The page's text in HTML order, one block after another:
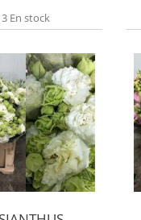
3 En stock